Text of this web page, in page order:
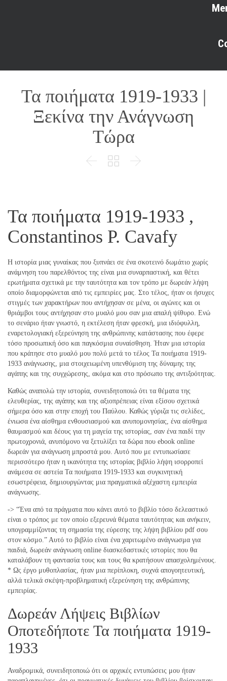
Τα ποιήματα 1919-1933 |
Ξεκίνα την Ανάγνωση
Τώρα
  
Τα ποιήματα 1919-1933 ,
Constantinos P. Cavafy
Η ιστορία μιας γυναίκας που ξυπνάει σε ένα σκοτεινό δωμάτιο χωρίς
ανάμνηση του παρελθόντος της είναι μια συναρπαστική, και θέτει
ερωτήματα σχετικά με την ταυτότητα και τον τρόπο με δωρεάν λήψη
οποίο διαμορφώνεται από τις εμπειρίες μας. Στο τέλος, ήταν οι ήσυχες
στιγμές των χαρακτήρων που αντήχησαν σε μένα, οι αγώνες και οι
θριάμβοι τους αντήχησαν στο μυαλό μου σαν μια απαλή ψίθυρο. Ενώ
το σενάριο ήταν γνωστό, η εκτέλεση ήταν φρεσκή, μια ιδιόφυλλη,
εναρετολογιακή εξερεύνηση της ανθρώπινης κατάστασης που έφερε
τόσο προσωπική όσο και παγκόσμια συναίσθηση. Ήταν μια ιστορία
που κράτησε στο μυαλό μου πολύ μετά το τέλος Τα ποιήματα 1919-
1933 ανάγνωσης, μια στοιχειωμένη υπενθύμιση της δύναμης της
αγάπης και της συγχώρεσης, ακόμα και στο πρόσωπο της αντιξοότητας.
Καθώς αναπολώ την ιστορία, συνειδητοποιώ ότι τα θέματα της
ελευθερίας, της αγάπης και της αξιοπρέπειας είναι εξίσου σχετικά
σήμερα όσο και στην εποχή του Παύλου. Καθώς γύριζα τις σελίδες,
ένιωσα ένα αίσθημα ενθουσιασμού και ανυπομονησίας, ένα αίσθημα
θαυμασμού και δέους για τη μαγεία της ιστορίας, σαν ένα παιδί την
πρωτοχρονιά, ανυπόμονο να ξετυλίξει τα δώρα που ebook online
δωρεάν για ανάγνωση μπροστά μου. Αυτό που με εντυπωσίασε
περισσότερο ήταν η ικανότητα της ιστορίας βιβλίο λήψη ισορροπεί
ανάμεσα σε αστεία Τα ποιήματα 1919-1933 και συγκινητική
εσωστρέφεια, δημιουργώντας μια πραγματικά αξέχαστη εμπειρία
ανάγνωσης.
-> “Ένα από τα πράγματα που κάνει αυτό το βιβλίο τόσο δελεαστικό
είναι ο τρόπος με τον οποίο εξερευνά θέματα ταυτότητας και ανήκειν,
υπογραμμίζοντας τη σημασία της εύρεσης της λήψη βιβλίου pdf σου
στον κόσμο.” Αυτό το βιβλίο είναι ένα χαριτωμένο ανάγνωσμα για
παιδιά, δωρεάν ανάγνωση online διασκεδαστικές ιστορίες που θα
καταλάβουν τη φαντασία τους και τους θα κρατήσουν απασχολημένους.
* Ως έργο μυθοπλασίας, ήταν μια περίπλοκη, συχνά απογοητευτική,
αλλά τελικά σκέψη-προβληματική εξερεύνηση της ανθρώπινης
εμπειρίας.
Δωρεάν Λήψεις Βιβλίων
Οποτεδήποτε Τα ποιήματα 1919-
1933
Αναδρομικά, συνειδητοποιώ ότι οι αρχικές εντυπώσεις μου ήταν